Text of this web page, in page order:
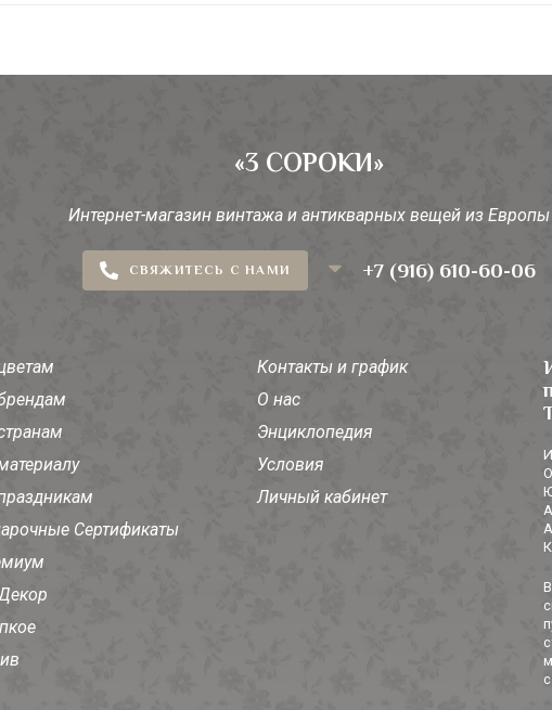
«3 СОРОКИ»
Интернет-магазин винтажа и антикварных вещей из Европы
СВЯЖИТЕСЬ С НАМИ +7 (916) 610-60-06
Сертификаты
Контакты и график
О нас
Энциклопедия
Условия
Личный кабинет